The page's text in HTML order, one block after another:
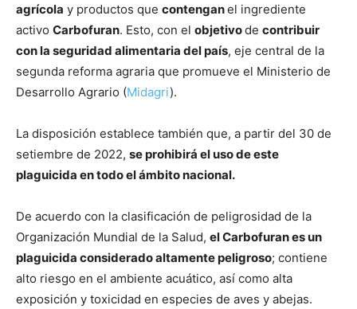
agrícola y productos que contenganel ingrediente
activo Carbofuran. Esto, con el objetivode contribuir
con la seguridad alimentaria del país, eje central de la
segunda reforma agraria que promueve el Ministerio de
Desarrollo Agrario (Midagri).
La disposición establece también que, a partir del 30 de
setiembre de 2022, se prohibirá el uso de este
plaguicida en todo el ámbito nacional.
De acuerdo con la clasificación de peligrosidad de la
Organización Mundial de la Salud, el Carbofuran es un
plaguicida considerado altamente peligroso; contiene
alto riesgo en el ambiente acuático, así como alta
exposición y toxicidad en especies de aves y abejas.